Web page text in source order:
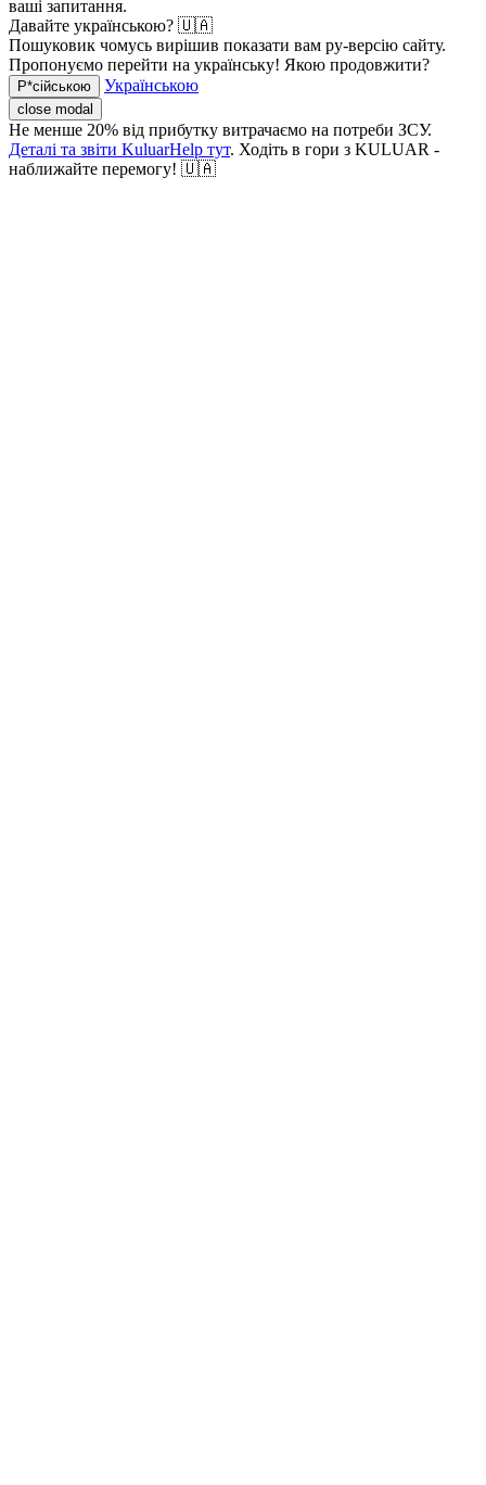
ваші запитання.
Давайте українською? 🇺🇦
Пошуковик чомусь вирішив показати вам ру-версію сайту.
Пропонуємо перейти на українську! Якою продовжити?
Р*сійською Українською
close modal
Не менше 20% від прибутку витрачаємо на потреби ЗСУ.
Деталі та звіти KuluarHelp тут. Ходіть в гори з KULUAR -
наближайте перемогу! 🇺🇦